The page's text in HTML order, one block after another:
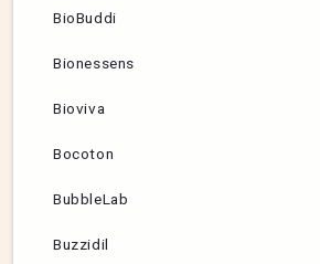
BioBuddi
Bionessens
Bioviva
Bocoton
BubbleLab
Buzzidil